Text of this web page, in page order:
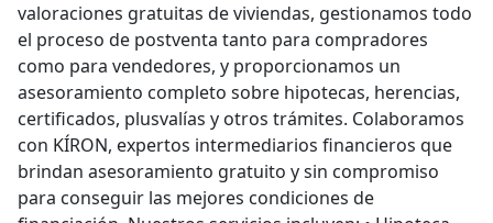
valoraciones gratuitas de viviendas, gestionamos todo
el proceso de postventa tanto para compradores
como para vendedores, y proporcionamos un
asesoramiento completo sobre hipotecas, herencias,
certificados, plusvalías y otros trámites. Colaboramos
con KÍRON, expertos intermediarios financieros que
brindan asesoramiento gratuito y sin compromiso
para conseguir las mejores condiciones de